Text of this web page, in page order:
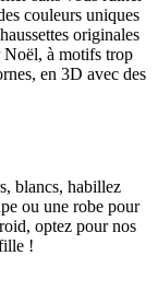
couleurs uniques
originales
Noël, à motifs trop
en 3D avec des
blancs, habillez
ou une robe pour
optez pour nos
!